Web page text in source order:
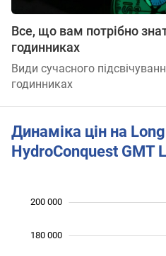
Все, що вам потрібно
годинниках
Види сучасного
годинниках
Динаміка цін на
HydroConquest GMT
200 000
180 000